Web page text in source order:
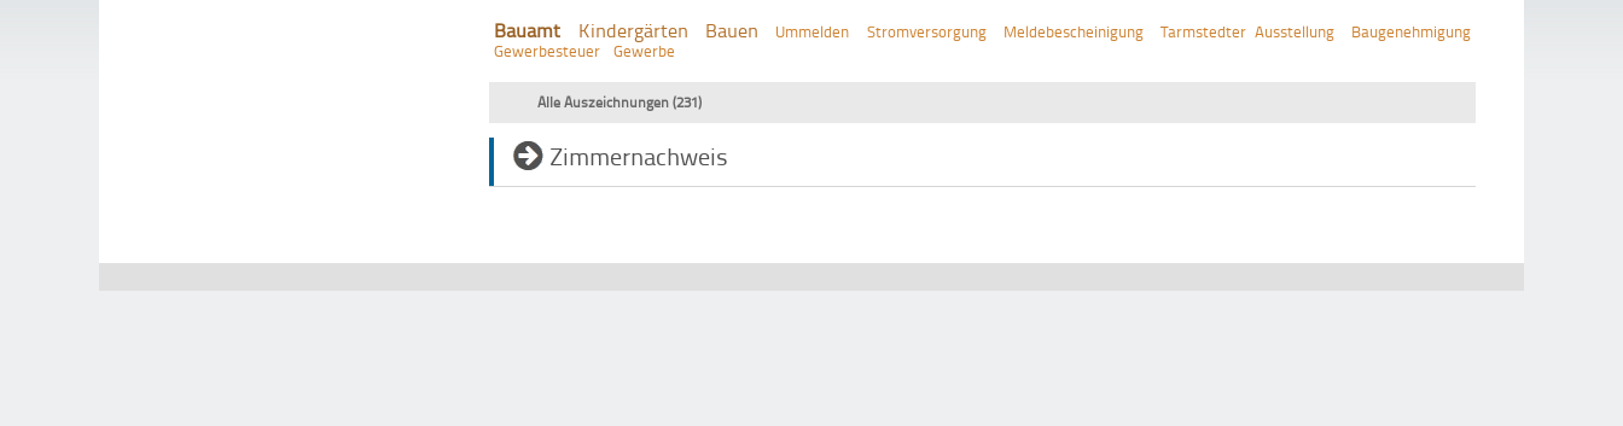
Bauamt Kindergärten Bauen Ummelden Stromversorgung Meldebescheinigung Tarmstedter Ausstellung
Baugenehmigung
Gewerbesteuer
Gewerbe
Alle Auszeichnungen (231)
Zimmernachweis